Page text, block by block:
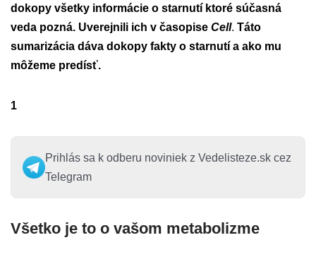
dokopy všetky informácie o starnutí ktoré súčasná
veda pozná. Uverejnili ich v časopise Cell. Táto
sumarizácia dáva dokopy fakty o starnutí a ako mu
môžeme predísť.
1
Prihlás sa k odberu noviniek z Vedelisteze.sk cez
Telegram
Všetko je to o vašom metabolizme